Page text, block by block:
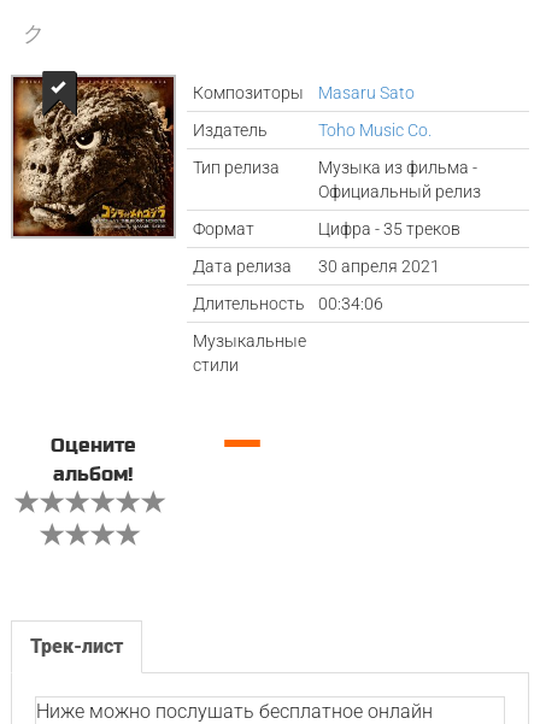
ク
Композиторы
Masaru Sato
Издатель
Toho Music Co.
Тип релиза
Музыка из фильма -
Официальный релиз
Формат
Цифра - 35 треков
Дата релиза
30 апреля 2021
Длительность
00:34:06
Музыкальные
стили
Оцените
альбом!
—
Трек-лист
Ниже можно послушать бесплатное онлайн